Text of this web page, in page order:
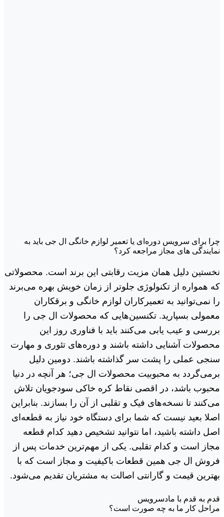
چرا برای سرویس دوره‌ای یا تعمیر لوازم خانگی ال جی باید به
نمایندگی های مجاز مراجعه کرد؟
نخستین دلیل همان مزیت رقابتی این برند است. محصولاتی
که همواره از تکنولوژی جلوتر از زمان خویش بهره می‌برند
را نمی‌توانید به تعمیرکاران لوازم خانگی و برقکاران
معمولی بسپارید. تکنسین‌هایی که محصولات ال جی را
بررسی و عیب یابی می‌کنند باید با فناوری روز این
محصولات آشنایی داشته باشند و دوره‌های تئوری و مهارت
سنجی عملی را پشت سر گذاشته باشند. دومین دلیل
برمی‌گردد به محبوبیت محصولات ال جی؛ هر آنچه در دنیا
محبوب باشد، در اقصی نقاط کره خاکی سودجویان تلاش
می‌کنند تا نسخه‌های فیک و تقلبی از آن را بسازند. بنابراین
اصلا بعید نیست که شما برای دستگاه خود نیاز به قطعه‌ای
اصل داشته باشید، اما نتوانید تشخیص دهید کدام قطعه
مجاز است و کدام تقلبی. یکی از مهم‌ترین خدمات پس از
فروش ال جی همین قطعات باکیفیت و مجاز است که با
بهترین قیمت و گارانتی اصالت به مشتریان تقدیم می‌شود.
قدم به قدم با مادسرویس
مراحل کار ما به چه صورت است؟